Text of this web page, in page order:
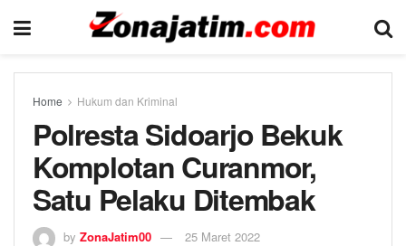
Home Hukum dan Kriminal
Polresta Sidoarjo Bekuk
Komplotan Curanmor,
Satu Pelaku Ditembak
by ZonaJatim00 25 Maret 2022